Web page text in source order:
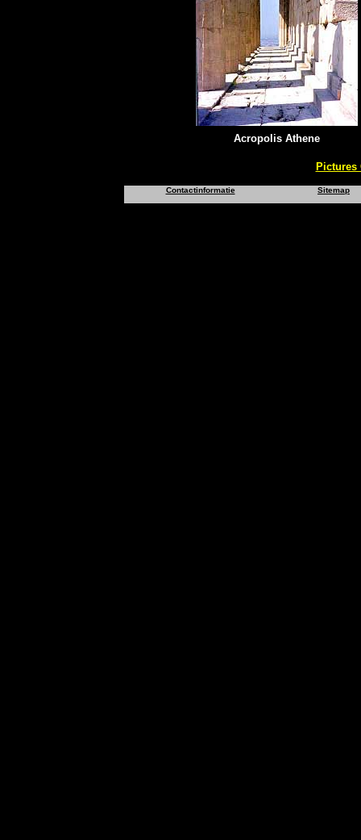
Acropolis Athene
Pictures
Contactinformatie Sitemap